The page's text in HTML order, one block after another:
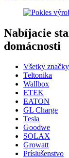
Nabíjacie
domácnosti
Všetky značky
Teltonika
Wallbox
ETEK
EATON
GL Charge
Tesla
Goodwe
SOLAX
Growatt
Príslušenstvo